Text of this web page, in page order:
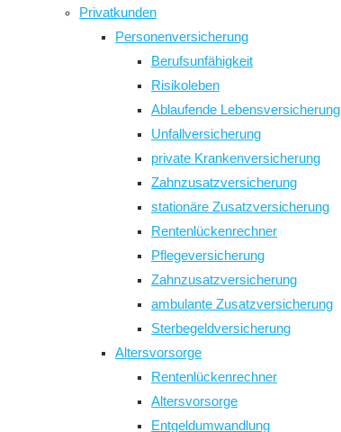
panel.
Privatkunden
Personenversicherung
Berufsunfähigkeit
Risikoleben
Ablaufende Lebensversicherung
Unfallversicherung
private Krankenversicherung
Zahnzusatzversicherung
stationäre Zusatzversicherung
Rentenlückenrechner
Pflegeversicherung
Zahnzusatzversicherung
ambulante Zusatzversicherung
Sterbegeldversicherung
Altersvorsorge
Rentenlückenrechner
Altersvorsorge
Entgeldumwandlung